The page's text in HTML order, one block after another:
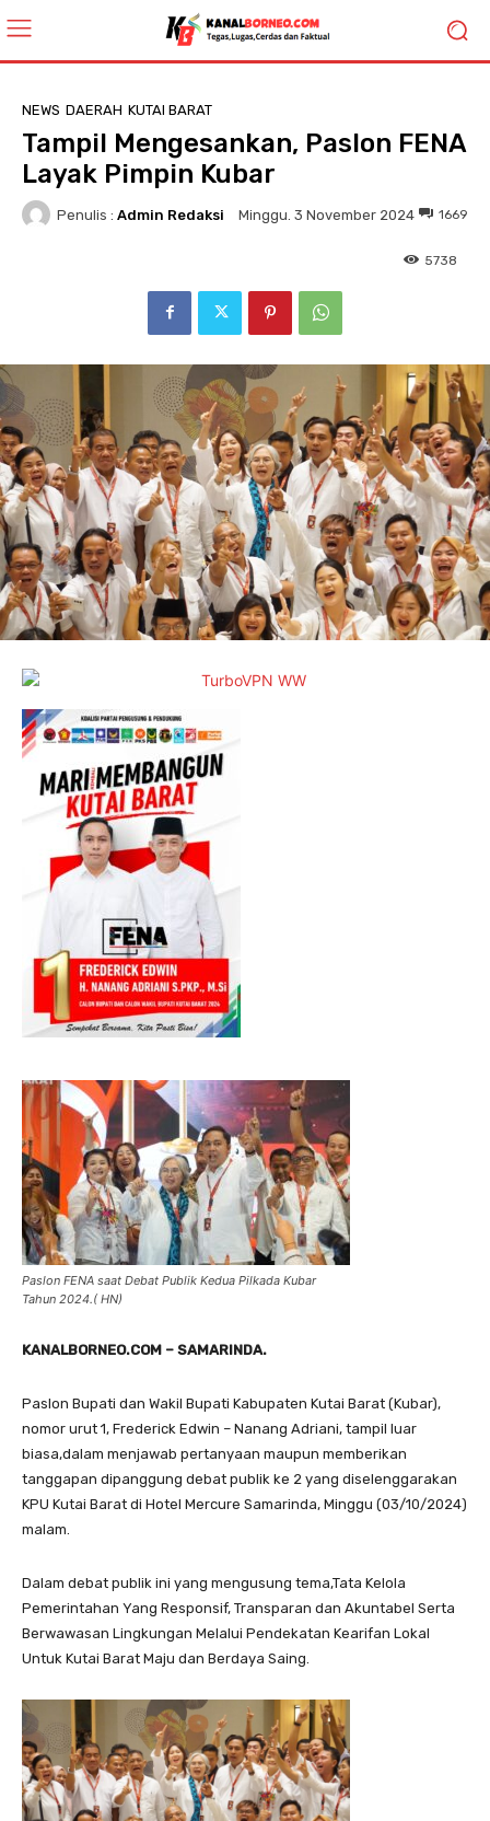
NEWS DAERAH KUTAI BARAT
Tampil Mengesankan, Paslon FENA
Layak Pimpin Kubar
Penulis : Admin Redaksi Minggu. 3 November 2024 1669
5738
Paslon FENA saat Debat Publik Kedua Pilkada Kubar
Tahun 2024.( HN)
KANALBORNEO.COM – SAMARINDA.
Paslon Bupati dan Wakil Bupati Kabupaten Kutai Barat (Kubar),
nomor urut 1, Frederick Edwin – Nanang Adriani, tampil luar
biasa,dalam menjawab pertanyaan maupun memberikan
tanggapan dipanggung debat publik ke 2 yang diselenggarakan
KPU Kutai Barat di Hotel Mercure Samarinda, Minggu (03/10/2024)
malam.
Dalam debat publik ini yang mengusung tema,Tata Kelola
Pemerintahan Yang Responsif, Transparan dan Akuntabel Serta
Berwawasan Lingkungan Melalui Pendekatan Kearifan Lokal
Untuk Kutai Barat Maju dan Berdaya Saing.